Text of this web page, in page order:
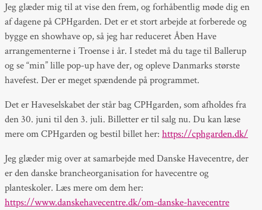
Jeg glæder mig til at vise den frem, og forhåbentlig møde dig en
af dagene på CPHgarden. Det er et stort arbejde at forberede og
bygge en showhave op, så jeg har reduceret Åben Have
arrangementerne i Troense i år. I stedet må du tage til Ballerup
og se “min” lille pop-up have der, og opleve Danmarks største
havefest. Der er meget spændende på programmet.
Det er Haveselskabet der står bag CPHgarden, som afholdes fra
den 30. juni til den 3. juli. Billetter er til salg nu. Du kan læse
mere om CPHgarden og bestil billet her: https://cphgarden.dk/
Jeg glæder mig over at samarbejde med Danske Havecentre, der
er den danske brancheorganisation for havecentre og
planteskoler. Læs mere om dem her:
https://www.danskehavecentre.dk/om-danske-havecentre